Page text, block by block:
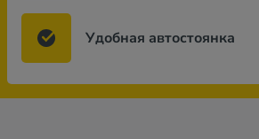
Удобная автостоянка